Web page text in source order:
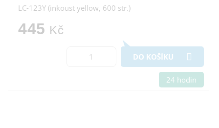
LC-123Y (inkoust yellow, 600 str.)
445 Kč
DO KOŠÍKU
24 hodin